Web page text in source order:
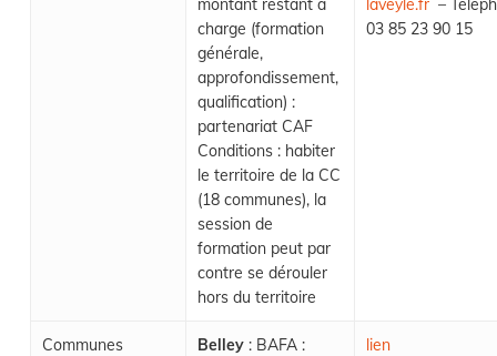
montant restant à
charge (formation
générale,
approfondissement,
qualification) :
partenariat CAF
Conditions : habiter
le territoire de la CC
(18 communes), la
session de
formation peut par
contre se dérouler
hors du territoire
laveyle.fr–
03 85 23 90 15
Communes Belley: BAFA :
lien